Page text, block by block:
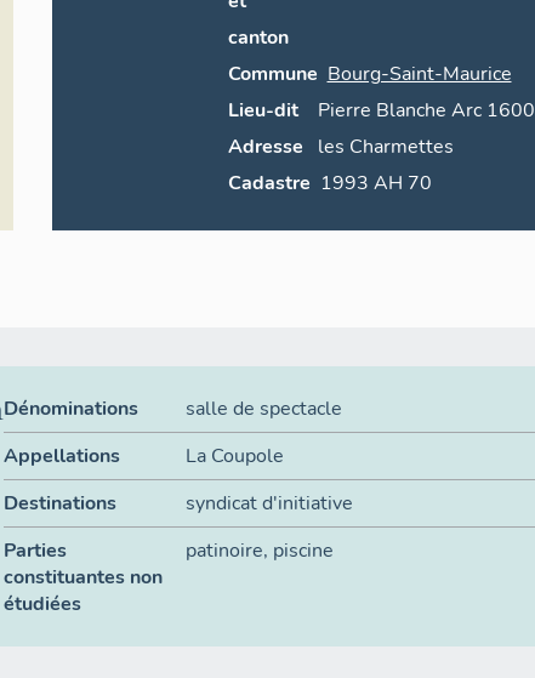
canton
Commune Bourg-Saint-Maurice
Lieu-dit
Pierre Blanche Arc 1600
Adresse
les Charmettes
Cadastre
1993 AH 70
Dénominations
salle de spectacle
Appellations
La Coupole
Destinations
syndicat d'initiative
Parties
constituantes non
étudiées
patinoire, piscine